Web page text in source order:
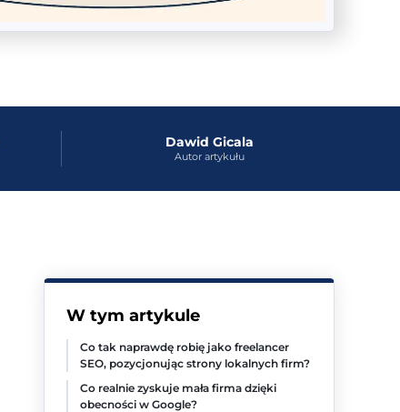
Dawid Gicala
Autor artykułu
W tym artykule
Co tak naprawdę robię jako freelancer
SEO, pozycjonując strony lokalnych firm?
Co realnie zyskuje mała firma dzięki
obecności w Google?